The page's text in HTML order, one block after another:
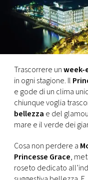
EVENTI
VIDEO
TV
PRINCIPATO
DI
MONACO
RMC
CONSIGLIA
Trascorrere unweek-
in ogni stagione. Il
e gode di un clima
chiunque voglia
bellezza e del
mare e il verde dei
Cosa non perdere a
Princesse Grace,
roseto dedicato